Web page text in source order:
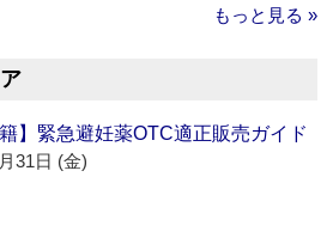
もっと見る »
籍】緊急避妊薬OTC適正販売ガイド
31日 (金)